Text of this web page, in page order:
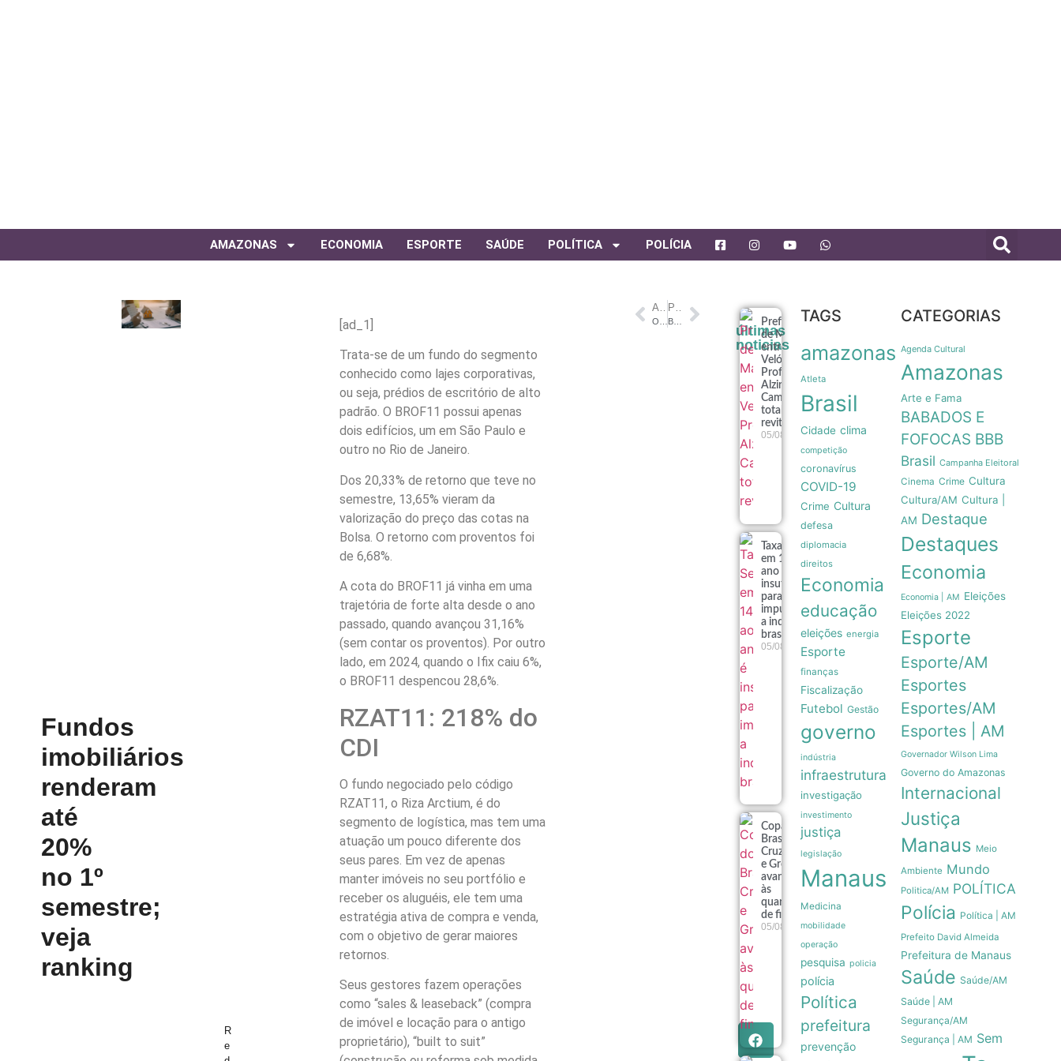
AMAZONAS ECONOMIA ESPORTE SAÚDE POLÍTICA POLÍCIA
Fundos
imobiliários
renderam
até
20%
no 1º
semestre;
veja
ranking
R
e
[ad_1]
Trata-se de um fundo do segmento
conhecido como lajes corporativas,
ou seja, prédios de escritório de alto
padrão. O BROF11 possui apenas
dois edifícios, um em São Paulo e
outro no Rio de Janeiro.
Dos 20,33% de retorno que teve no
semestre, 13,65% vieram da
valorização do preço das cotas na
Bolsa. O retorno com proventos foi
de 6,68%.
A cota do BROF11 já vinha em uma
trajetória de forte alta desde o ano
passado, quando avançou 31,16%
(sem contar os proventos). Por outro
lado, em 2024, quando o Ifix caiu 6%,
o BROF11 despencou 28,6%.
RZAT11: 218% do
CDI
O fundo negociado pelo código
RZAT11, o Riza Arctium, é do
segmento de logística, mas tem uma
atuação um pouco diferente dos
seus pares. Em vez de apenas
manter imóveis no seu portfólio e
receber os aluguéis, ele tem uma
estratégia ativa de compra e venda,
com o objetivo de gerar maiores
retornos.
Seus gestores fazem operações
como “sales & leaseback” (compra
de imóvel e locação para o antigo
proprietário), “built to suit”
ANTERIOR PRÓXIMO
últimas
noticias
Prefeitura
de Manaus
entrega
Velódromo
Professora
Alzira
Campos
totalmente
revitalizado
05/08
Taxa Selic
em 14% ao
ano é
insuficiente
para
impulsionar
a indústria
brasileira
05/08
Copa do
Brasil:
Cruzeiro
e Grêmio
avançam
às
quartas
de final
05/08
TAGS
amazonas
Atleta
Brasil
Cidade clima
competição
coronavírus
COVID-19
Crime Cultura
defesa
diplomacia
direitos
Economia
educação
eleições energia
Esporte
finanças
Fiscalização
Futebol Gestão
governo
indústria
infraestrutura
investigação
investimento
justiça
legislação
Manaus
Medicina
mobilidade
operação
pesquisa policia
polícia
Política
prefeitura
prevenção
CATEGORIAS
Agenda Cultural
Amazonas
Arte e Fama
BABADOS E
FOFOCAS BBB
Brasil Campanha Eleitoral
Cinema Crime Cultura
Cultura/AM Cultura |
AM Destaque
Destaques
Economia
Economia | AM Eleições
Eleições 2022
Esporte
Esporte/AM
Esportes
Esportes/AM
Esportes | AM
Governador Wilson Lima
Governo do Amazonas
Internacional
Justiça
Manaus Meio
Ambiente Mundo
Politica/AM POLÍTICA
Polícia Política | AM
Prefeito David Almeida
Prefeitura de Manaus
Saúde Saúde/AM
Saúde | AM
Segurança/AM
Segurança | AM Sem